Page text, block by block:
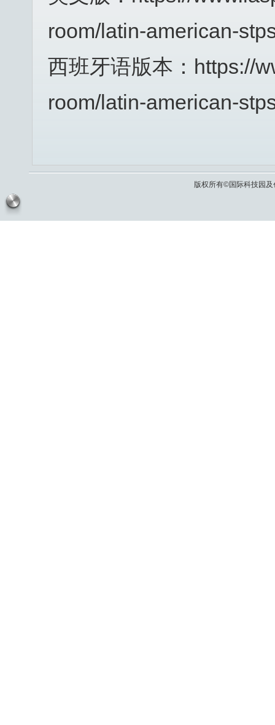
room/latin-american-
西班牙语版本：https://
room/latin-american-
版权所有©国际科技园